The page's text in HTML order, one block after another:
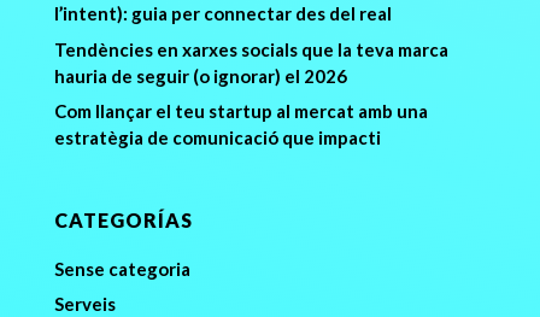
l’intent): guia per connectar des del real
Tendències en xarxes socials que la teva marca
hauria de seguir (o ignorar) el 2026
Com llançar el teu startup al mercat amb una
estratègia de comunicació que impacti
CATEGORÍAS
Sense categoria
Serveis